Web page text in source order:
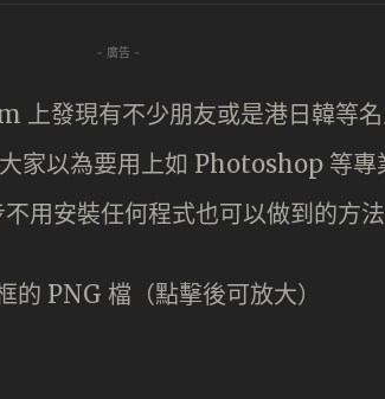
- 廣告 -
上發現有不少朋友或是港日韓等
家以為要用上如 Photoshop 等
用安裝任何程式也可以做到的方法
PNG 檔（點擊後可放大）